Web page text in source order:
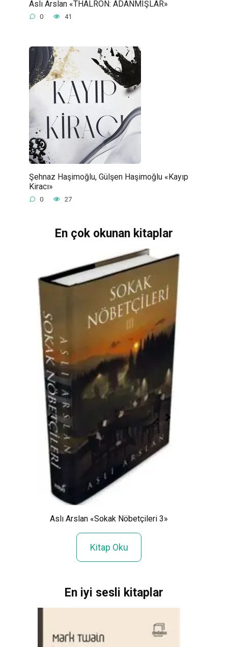
Aslı Arslan «THALRON: ADANMIŞLAR»
0 41
Şehnaz Haşimoğlu, Gülşen Haşimoğlu «Kayıp
Kiracı»
0 27
En çok okunan kitaplar
Aslı Arslan «Sokak Nöbetçileri 3»
Kitap Oku
En iyi sesli kitaplar